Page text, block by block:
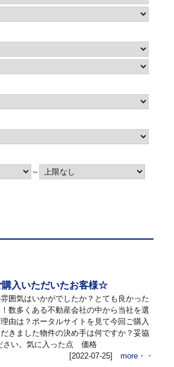
～
入いただいたお客様☆
囲気はいかがでしたか？とても良かった
数多くある不動産会社の中から当社を選
由は？ポータルサイトを見て今回ご購入
きました物件の決め手は何ですか？妥協
さい。気に入った点 価格
[2022-07-25] more・・